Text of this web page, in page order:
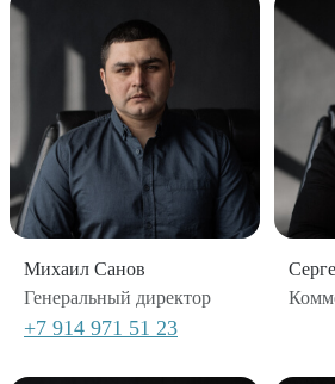
Михаил Санов
Генеральный директор
+7 914 971 51 23